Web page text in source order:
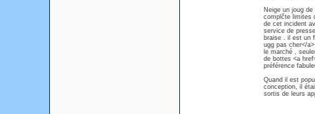
Neige un joug
complčte limites
de cet incident
service de
braise . il est un
ugg pas cher</
le marché ,
de bottes <a
préférence
Quand il est
conception, il
sortis de leurs